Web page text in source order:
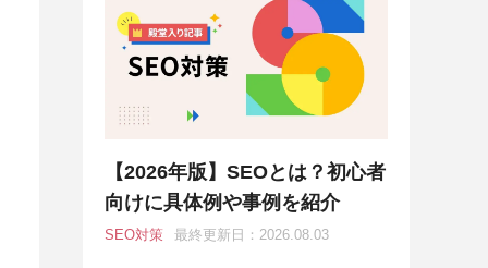
【2026年版】SEOとは？初心者
向けに具体例や事例を紹介
SEO対策 最終更新日：2026.08.03